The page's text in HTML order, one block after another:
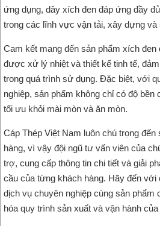
ứng dụng, dây xích đen đáp ứng đầy
trong các lĩnh vực vận tải, xây dựng và
Cam kết mang đến sản phẩm xích
được xử lý nhiệt và thiết kế tinh tế,
trong quá trình sử dụng. Đặc biệt, với
nghiệp, sản phẩm không chỉ có độ
tối ưu khỏi mài mòn và ăn mòn.
Cáp Thép Việt Nam luôn chú trọng
hàng, vì vậy đội ngũ tư vấn viên của
trợ, cung cấp thông tin chi tiết và giải
cầu của từng khách hàng. Hãy đến với
dịch vụ chuyên nghiệp cùng sản phẩm
hóa quy trình sản xuất và vận hành